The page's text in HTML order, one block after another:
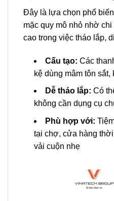
Đây là lựa chọn phổ
mặc quy mô nhỏ nhờ
cao trong việc tháo lắp,
Cấu tạo: Các
kệ dùng mâm tôn sắt,
Dễ tháo lắp: Có
không cần dụng cụ
Phù hợp với:
tại chợ, cửa hàng
vải cuộn nhẹ